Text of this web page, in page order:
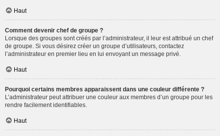
Haut
Comment devenir chef de groupe ?
Lorsque des groupes sont créés par l’administrateur, il leur est attribué un chef
de groupe. Si vous désirez créer un groupe d’utilisateurs, contactez
l’administrateur en premier lieu en lui envoyant un message privé.
Haut
Pourquoi certains membres apparaissent dans une couleur différente ?
L’administrateur peut attribuer une couleur aux membres d’un groupe pour les
rendre facilement identifiables.
Haut